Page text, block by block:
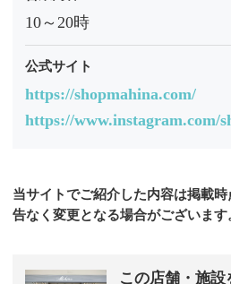
10～20時
公式サイト
https://shopmahina.com/
https://www.instagram.com/
当サイトでご紹介した内容は掲載
告なく変更となる場合がございます
この店舗・施設